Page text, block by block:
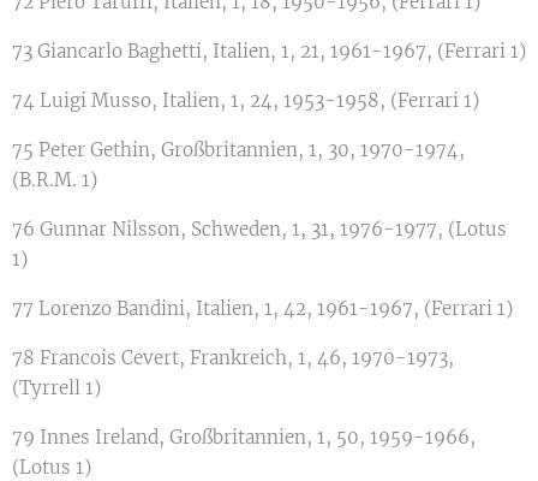
73 Giancarlo Baghetti, Italien, 1, 21, 1961-1967, (Ferrari 1)
74 Luigi Musso, Italien, 1, 24, 1953-1958, (Ferrari 1)
75 Peter Gethin, Großbritannien, 1, 30, 1970-1974,
(B.R.M. 1)
76 Gunnar Nilsson, Schweden, 1, 31, 1976-1977, (Lotus
1)
77 Lorenzo Bandini, Italien, 1, 42, 1961-1967, (Ferrari 1)
78 Francois Cevert, Frankreich, 1, 46, 1970-1973,
(Tyrrell 1)
79 Innes Ireland, Großbritannien, 1, 50, 1959-1966,
(Lotus 1)